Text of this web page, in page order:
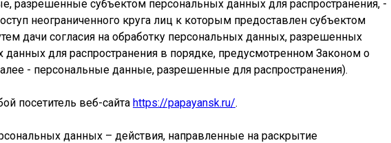
разрешенные субъектом персональных данных для распространения, -
неограниченного круга лиц к которым предоставлен субъектом
дачи согласия на обработку персональных данных, разрешенных
данных для распространения в порядке, предусмотренном Законом о
- персональные данные, разрешенные для распространения).
посетитель веб-сайта https://papayansk.ru/.
данных – действия, направленные на раскрытие